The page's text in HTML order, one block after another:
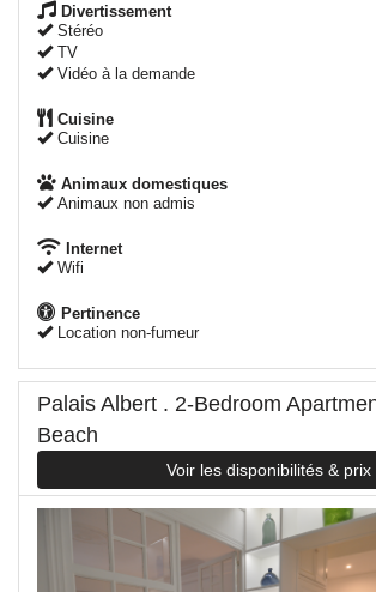
Divertissement
Stéréo
TV
Vidéo à la demande
Cuisine
Cuisine
Animaux domestiques
Animaux non admis
Internet
Wifi
Pertinence
Location non-fumeur
Palais Albert . 2-Bedroom
Beach
Voir les disponibilités & prix